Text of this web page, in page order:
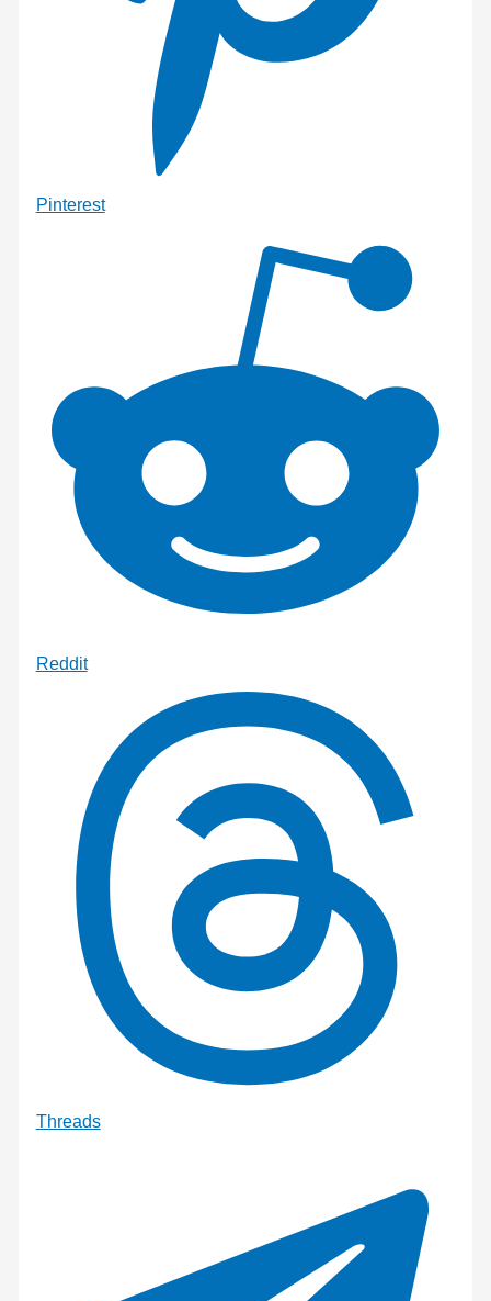
Pinterest
Reddit
Threads